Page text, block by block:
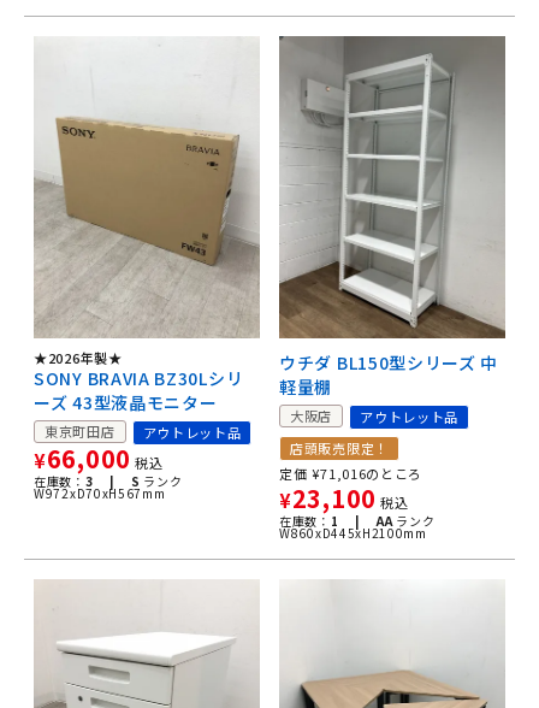
★2026年製★
SONY BRAVIA BZ30Lシリ
ーズ 43型液晶モニター
東京町田店 アウトレット品
¥66,000 税込
在庫数： 3 | S ランク
W972xD70xH567mm
ウチダ BL150型シリーズ 中
軽量棚
大阪店
アウトレット品
店頭販売限定！
定価 ¥71,016のところ
¥23,100 税込
在庫数： 1 | AA ランク
W860xD445xH2100mm